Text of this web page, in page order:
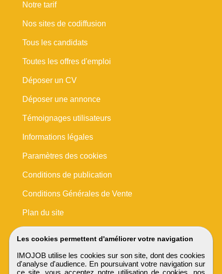
Les cookies permettent d'améliorer votre navigation
IMOJOB utilise les cookies sur son site, dont des cookies
d'analyse d'audience. En poursuivant votre navigation sur
ce site, vous acceptez notre utilisation de cookies, nos
Notre tarif
Nos sites de codiffusion
Tous les candidats
Toutes les offres d'emploi
Déposer un CV
Déposer une annonce
Témoignages utilisateurs
Informations légales
Paramètres des cookies
Conditions de publication
Conditions Générales de Vente
Plan du site